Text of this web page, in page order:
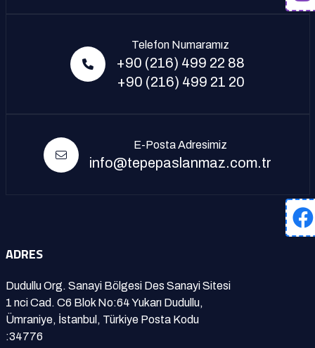
Telefon Numaramız
+90 (216) 499 22 88
+90 (216) 499 21 20
E-Posta Adresimiz
info@tepepaslanmaz.com.tr
ADRES
Dudullu Org. Sanayi Bölgesi Des Sanayi Sitesi
1 nci Cad. C6 Blok No:64 Yukarı Dudullu,
Ümraniye, İstanbul, Türkiye Posta Kodu
:34776